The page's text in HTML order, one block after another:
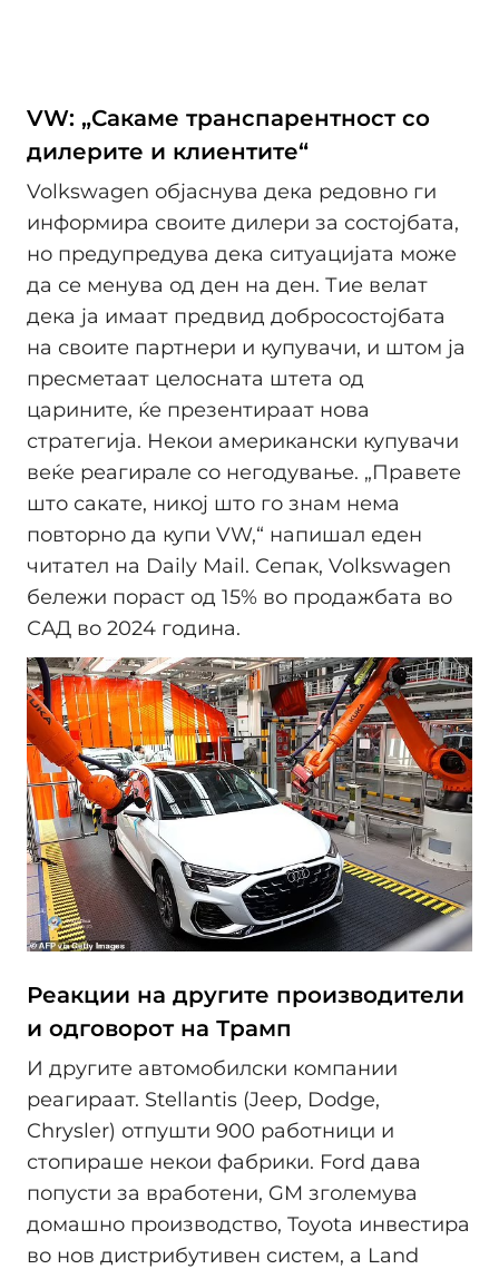
VW: „Сакаме транспарентност со
дилерите и клиентите“
Volkswagen објаснува дека редовно ги
информира своите дилери за состојбата,
но предупредува дека ситуацијата може
да се менува од ден на ден. Тие велат
дека ја имаат предвид добросостојбата
на своите партнери и купувачи, и штом ја
пресметаат целосната штета од
царините, ќе презентираат нова
стратегија. Некои американски купувачи
веќе реагирале со негодување. „Правете
што сакате, никој што го знам нема
повторно да купи VW,“ напишал еден
читател на Daily Mail. Сепак, Volkswagen
бележи пораст од 15% во продажбата во
САД во 2024 година.
Реакции на другите производители
и одговорот на Трамп
И другите автомобилски компании
реагираат. Stellantis (Jeep, Dodge,
Chrysler) отпушти 900 работници и
стопираше некои фабрики. Ford дава
попусти за вработени, GM зголемува
домашно производство, Toyota инвестира
во нов дистрибутивен систем, а Land